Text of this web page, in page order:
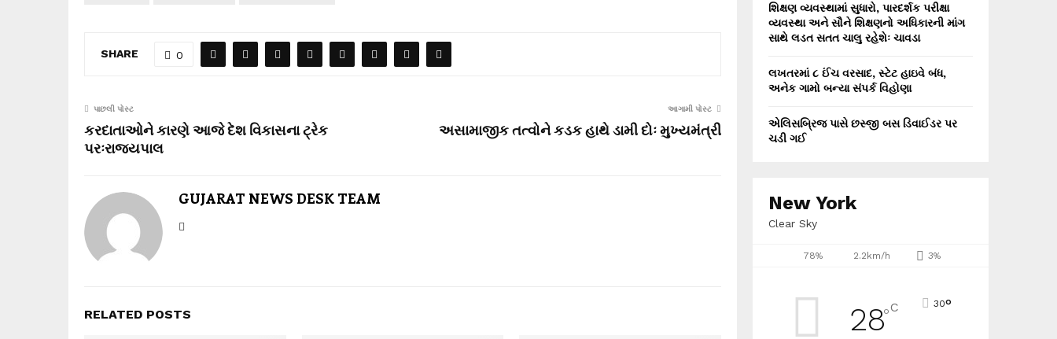
SHARE 0
પાછલી પોસ્ટ
કરદાતાઓને કારણે આજે દેશ વિકાસના ટ્રેક
પરઃરાજ્યપાલ
આગામી પોસ્ટ
અસામાજીક તત્વોને કડક હાથે ડામી દોઃ મુખ્યમંત્રી
GUJARAT NEWS DESK TEAM
RELATED POSTS
શિક્ષણ વ્યવસ્થામાં સુધારો, પારદર્શક પરીક્ષા
વ્યવસ્થા અને સૌને શિક્ષણનો અધિકારની માંગ
સાથે લડત સતત ચાલુ રહેશેઃ ચાવડા
લખતરમાં ૮ ઈંચ વરસાદ, સ્ટેટ હાઇવે બંધ,
અનેક ગામો બન્યા સંપર્ક વિહોણા
એલિસબ્રિજ પાસે છસ્જી બસ ડિવાઈડર પર
ચડી ગઈ
New York
Clear Sky
78% 2.2km/h 3%
28°C 30°